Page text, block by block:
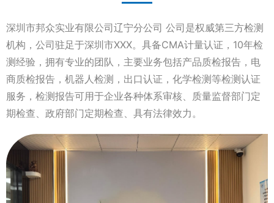
深圳市邦众实业有限公司辽宁分公司 公司是权威第三方检测
机构，公司驻足于深圳市XXX。具备CMA计量认证，10年检
测经验，拥有专业的团队，主要业务包括产品质检报告，电
商质检报告，机器人检测，出口认证，化学检测等检测认证
服务，检测报告可用于企业各种体系审核、质量监督部门定
期检查、政府部门定期检查、具有法律效力。